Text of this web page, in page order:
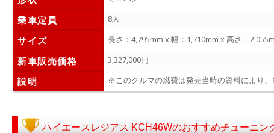
乗車定員 8人
サイズ 長さ：4,795mm x 幅：1,710mm x 高さ：
新車販売価格 3,327,000円
説明 ※このクルマの燃費は発売当時の資料により
ハイエースレジアス KCH46Wのおすすめチューニン